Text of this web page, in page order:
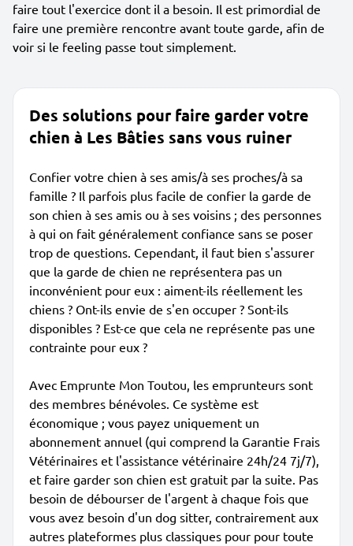
faire tout l'exercice dont il a besoin. Il est primordial de
faire une première rencontre avant toute garde, afin de
voir si le feeling passe tout simplement.
Des solutions pour faire garder votre
chien à Les Bâties sans vous ruiner
Confier votre chien à ses amis/à ses proches/à sa
famille ? Il parfois plus facile de confier la garde de
son chien à ses amis ou à ses voisins ; des personnes
à qui on fait généralement confiance sans se poser
trop de questions. Cependant, il faut bien s'assurer
que la garde de chien ne représentera pas un
inconvénient pour eux : aiment-ils réellement les
chiens ? Ont-ils envie de s'en occuper ? Sont-ils
disponibles ? Est-ce que cela ne représente pas une
contrainte pour eux ?
Avec Emprunte Mon Toutou, les emprunteurs sont
des membres bénévoles. Ce système est
économique ; vous payez uniquement un
abonnement annuel (qui comprend la Garantie Frais
Vétérinaires et l'assistance vétérinaire 24h/24 7j/7),
et faire garder son chien est gratuit par la suite. Pas
besoin de débourser de l'argent à chaque fois que
vous avez besoin d'un dog sitter, contrairement aux
autres plateformes plus classiques pour pour toute